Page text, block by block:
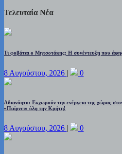
Τελευταία Νέα
Τι φοβάται ο Μητσοτάκης; Η συνέντευξη που
8 Αυγούστου, 2026 | 0
Αδιανόητο: Εκχωρούν την ενέργεια της χώρας
«Παίρνει» όλη την Κρήτη!
8 Αυγούστου, 2026 0